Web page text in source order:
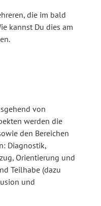
die im bald
kannst Du dies am
von
werden die
den Bereichen
Diagnostik,
Orientierung und
Teilhabe (dazu
und